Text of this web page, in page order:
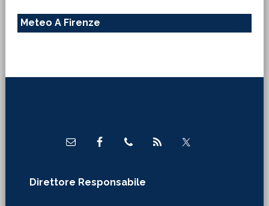
Meteo A Firenze
Direttore Responsabile